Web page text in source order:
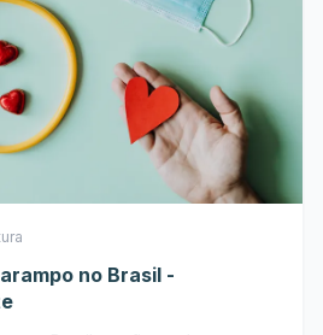
no Brasil -